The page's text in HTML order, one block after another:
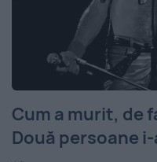
Cum a murit, de
Două persoane